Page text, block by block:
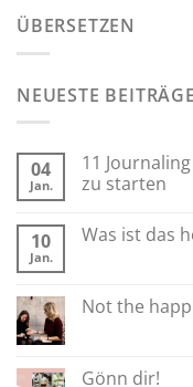
ÜBERSETZEN
NEUESTE BEITRÄGE
04
Jan.
11
zu starten
10
Jan.
Was ist das
Not the
Gönn dir!